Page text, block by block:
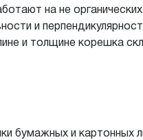
на не
и
и толщине корешка
бумажных и